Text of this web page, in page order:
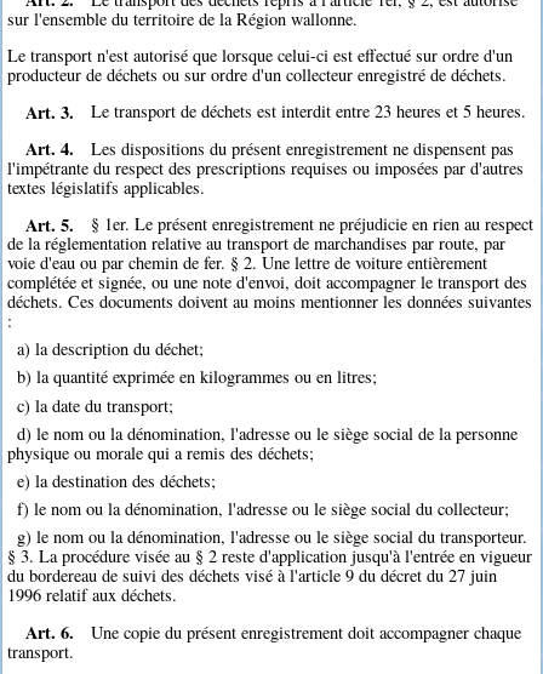
sur l'ensemble du territoire de la Région wallonne.
Le transport n'est autorisé que lorsque celui-ci est effectué sur ordre d'un
producteur de déchets ou sur ordre d'un collecteur enregistré de déchets.
Art. 3. Le transport de déchets est interdit entre 23 heures et 5 heures.
Art. 4.
Les dispositions du présent enregistrement ne dispensent pas
l'impétrante du respect des prescriptions requises ou imposées par d'autres
textes législatifs applicables.
Art. 5.
§ 1er. Le présent enregistrement ne préjudicie en rien au respect
de la réglementation relative au transport de marchandises par route, par
voie d'eau ou par chemin de fer. § 2. Une lettre de voiture entièrement
complétée et signée, ou une note d'envoi, doit accompagner le transport des
déchets. Ces documents doivent au moins mentionner les données suivantes
:
a) la description du déchet;
b) la quantité exprimée en kilogrammes ou en litres;
c) la date du transport;
d) le nom ou la dénomination, l'adresse ou le siège social de la personne
physique ou morale qui a remis des déchets;
e) la destination des déchets;
f) le nom ou la dénomination, l'adresse ou le siège social du collecteur;
g) le nom ou la dénomination, l'adresse ou le siège social du transporteur.
§ 3. La procédure visée au § 2 reste d'application jusqu'à l'entrée en vigueur
du bordereau de suivi des déchets visé à l'article 9 du décret du 27 juin
1996 relatif aux déchets.
Art. 6.
Une copie du présent enregistrement doit accompagner chaque
transport.